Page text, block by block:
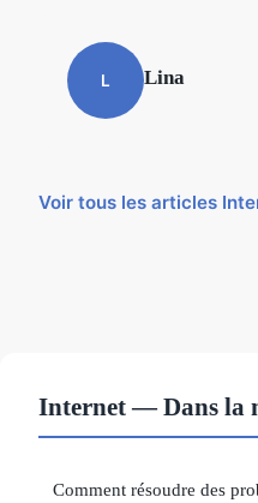
L Lina
Voir tous les articles
Internet — Dans la
Comment résoudre des